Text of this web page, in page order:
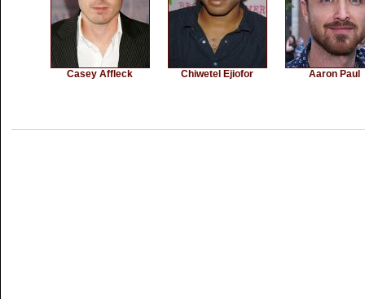
Casey Affleck Chiwetel Ejiofor Aaron Paul